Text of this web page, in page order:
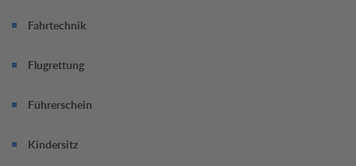
Fahrtechnik
Flugrettung
Führerschein
Kindersitz